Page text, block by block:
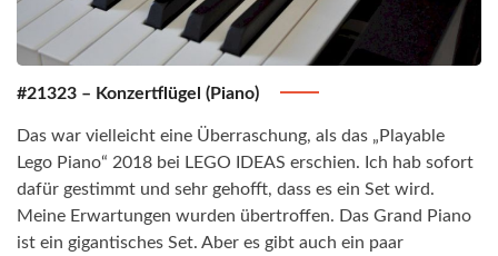
#21323 – Konzertflügel (Piano)
Das war vielleicht eine Überraschung, als das „Playable
Lego Piano“ 2018 bei LEGO IDEAS erschien. Ich hab sofort
dafür gestimmt und sehr gehofft, dass es ein Set wird.
Meine Erwartungen wurden übertroffen. Das Grand Piano
ist ein gigantisches Set. Aber es gibt auch ein paar